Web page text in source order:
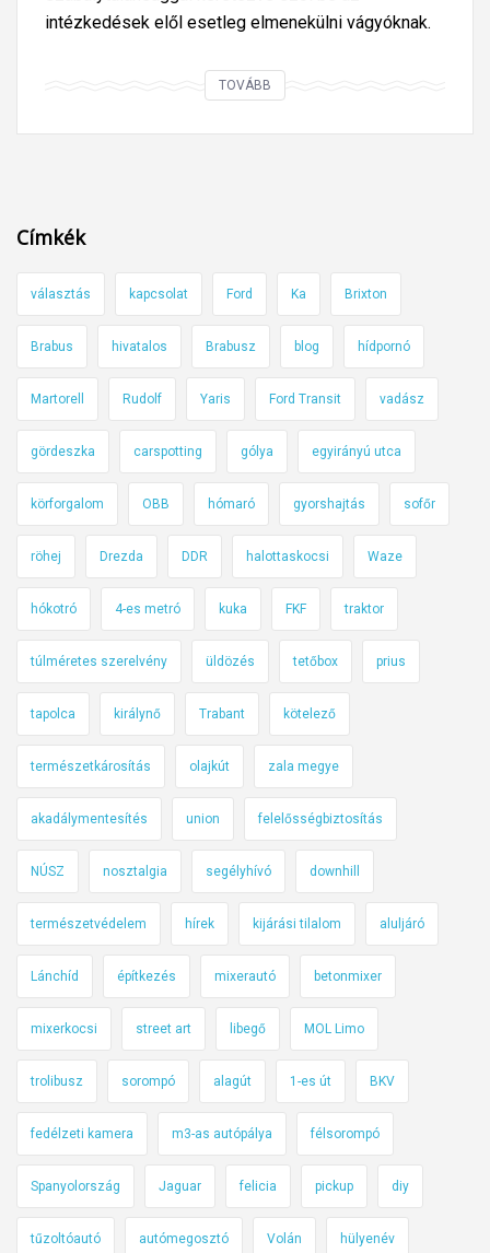
intézkedések elől esetleg elmenekülni vágyóknak.
TOVÁBB
k
o
r
g
a
u
k
é
e
m
i
n
d
e
x
ü
?
o
g
y
s
a
Címkék
választás kapcsolat Ford Ka Brixton
Brabus hivatalos Brabusz blog hídpornó
Martorell Rudolf Yaris Ford Transit vadász
gördeszka carspotting gólya egyirányú utca
körforgalom OBB hómaró gyorshajtás sofőr
röhej Drezda DDR halottaskocsi Waze
hókotró 4-es metró kuka FKF traktor
túlméretes szerelvény üldözés tetőbox prius
tapolca királynő Trabant kötelező
természetkárosítás olajkút zala megye
akadálymentesítés union felelősségbiztosítás
NÚSZ nosztalgia segélyhívó downhill
természetvédelem hírek kijárási tilalom aluljáró
Lánchíd építkezés mixerautó betonmixer
mixerkocsi street art libegő MOL Limo
trolibusz sorompó alagút 1-es út BKV
fedélzeti kamera m3-as autópálya félsorompó
Spanyolország Jaguar felicia pickup diy
tűzoltóautó autómegosztó Volán hülyenév